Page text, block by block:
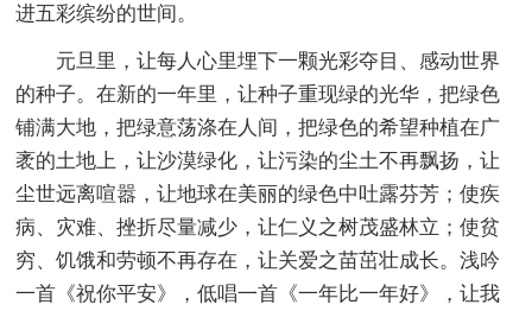
进五彩缤纷的世间。
元旦里，让每人心里埋下一颗光彩夺目、感动世界
的种子。在新的一年里，让种子重现绿的光华，把绿色
铺满大地，把绿意荡涤在人间，把绿色的希望种植在广
袤的土地上，让沙漠绿化，让污染的尘土不再飘扬，让
尘世远离喧嚣，让地球在美丽的绿色中吐露芬芳；使疾
病、灾难、挫折尽量减少，让仁义之树茂盛林立；使贫
穷、饥饿和劳顿不再存在，让关爱之苗茁壮成长。浅吟
一首《祝你平安》，低唱一首《一年比一年好》，让我